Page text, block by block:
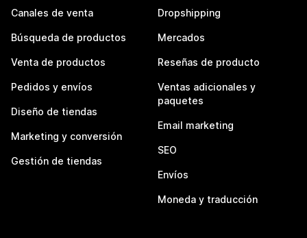
Canales de venta
Búsqueda de productos
Venta de productos
Pedidos y envíos
Diseño de tiendas
Marketing y conversión
Gestión de tiendas
Dropshipping
Mercados
Reseñas de producto
Ventas adicionales y
paquetes
Email marketing
SEO
Envíos
Moneda y traducción